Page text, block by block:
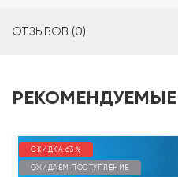
ОТЗЫВОВ (0)
СКИДКА 63 %
ОЖИДАЕМ ПОСТУПЛЕНИЕ